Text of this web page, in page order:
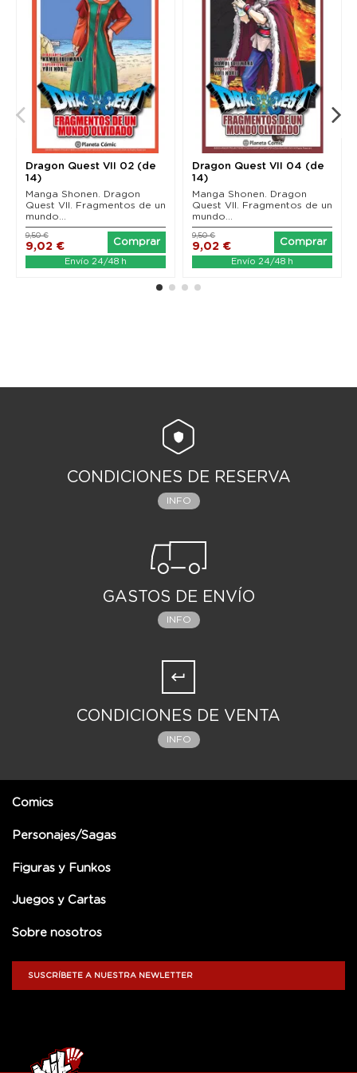
Dragon Quest VII 02 (de
14)
Manga Shonen. Dragon
Quest VII. Fragmentos de un
mundo...
9,02 €
9,50 €
Comprar
Envío 24/48 h
Dragon Quest VII 04 (de
14)
Manga Shonen. Dragon
Quest VII. Fragmentos de un
mundo...
9,02 €
9,50 €
Comprar
Envío 24/48 h
CONDICIONES DE RESERVA
INFO
GASTOS DE ENVÍO
INFO
CONDICIONES DE VENTA
INFO
Comics
Personajes/Sagas
Figuras y Funkos
Juegos y Cartas
Sobre nosotros
SUSCRÍBETE A NUESTRA NEWLETTER